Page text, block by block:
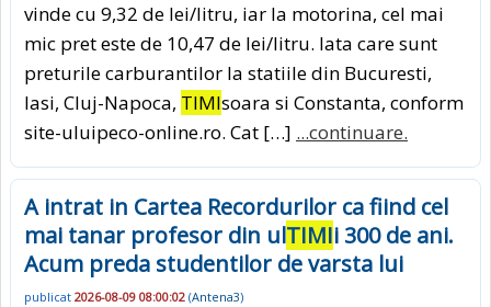
vinde cu 9,32 de lei/litru, iar la motorina, cel mai
mic pret este de 10,47 de lei/litru. Iata care sunt
preturile carburantilor la statiile din Bucuresti,
Iasi, Cluj-Napoca, TIMIsoara si Constanta, conform
site-uluipeco-online.ro. Cat […] ...continuare.
A intrat in Cartea Recordurilor ca fiind cel
mai tanar profesor din ulTIMIi 300 de ani.
Acum preda studentilor de varsta lui
publicat 2026-08-09 08:00:02 (Antena3)